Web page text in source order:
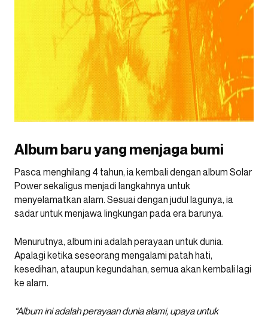
Album baru yang menjaga bumi
Pasca menghilang 4 tahun, ia kembali dengan album Solar
Power sekaligus menjadi langkahnya untuk
menyelamatkan alam. Sesuai dengan judul lagunya, ia
sadar untuk menjawa lingkungan pada era barunya.
Menurutnya, album ini adalah perayaan untuk dunia.
Apalagi ketika seseorang mengalami patah hati,
kesedihan, ataupun kegundahan, semua akan kembali lagi
ke alam.
“Album ini adalah perayaan dunia alami, upaya untuk